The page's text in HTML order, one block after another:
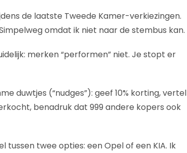
de laatste Tweede Kamer-verkiezingen.
omdat ik niet naar de stembus kan.
merken “performen” niet. Je stopt er
duwtjes (“nudges”): geef 10% korting, vertel
benadruk dat 999 andere kopers ook
tussen twee opties: een Opel of een KIA. Ik